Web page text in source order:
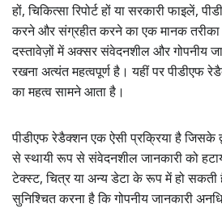
हों, चिकित्सा रिपोर्ट हों या सरकारी फाइलें,
करने और संग्रहीत करने का एक मानक तरीका
दस्तावेज़ों में अक्सर संवेदनशील और गोपनीय
रखना अत्यंत महत्वपूर्ण है। यहीं पर पीडीएफ
का महत्व सामने आता है।
पीडीएफ रेडैक्शन एक ऐसी प्रक्रिया है जिसके
से स्थायी रूप से संवेदनशील जानकारी को
टेक्स्ट, चित्र या अन्य डेटा के रूप में हो सकती
सुनिश्चित करना है कि गोपनीय जानकारी